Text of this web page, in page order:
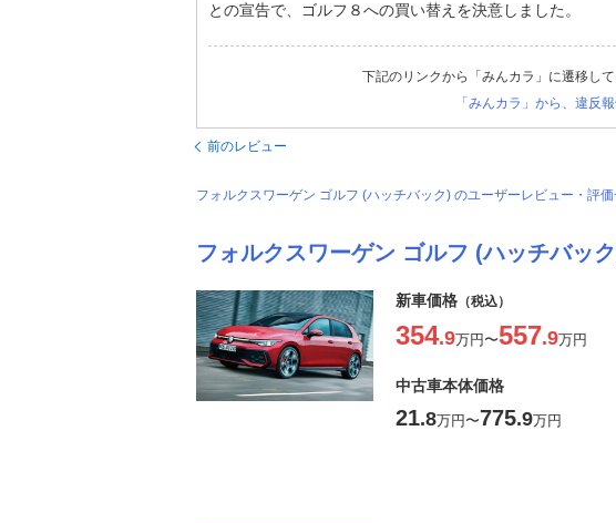
との宣告で、ゴルフ８への買い替えを決意しました。
下記のリンクから「みんカラ」に遷移して
「みんカラ」から、違反
前のレビュー
フォルクスワーゲン ゴルフ (ハッチバック) のユーザーレビュー・評
フォルクスワーゲン ゴルフ (ハッチバッ
新車価格 （税込）
354.9万円〜557.9万円
中古車本体価格
21.8万円〜775.9万円